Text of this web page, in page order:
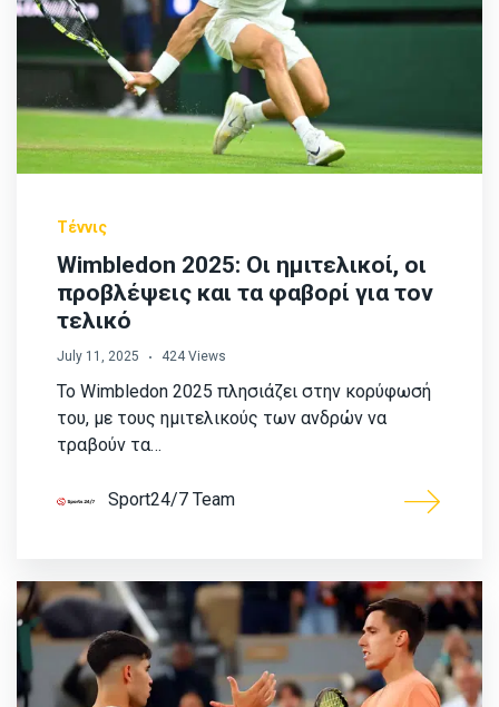
Τέννις
Wimbledon 2025: Οι ημιτελικοί, οι
προβλέψεις και τα φαβορί για τον
τελικό
July 11, 2025 424 Views
Το Wimbledon 2025 πλησιάζει στην κορύφωσή
του, με τους ημιτελικούς των ανδρών να
τραβούν τα…
Sport24/7 Team